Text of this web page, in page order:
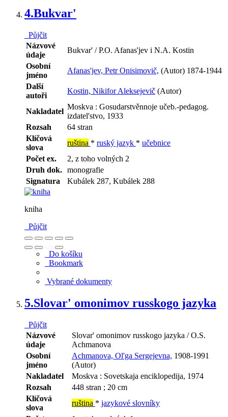
4.Bukvar'
Půjčit
Názvové
údaje
Bukvar' / P.O. Afanas'jev i N.A. Kostin
Osobní
jméno
Afanas'jev, Petr Onisimovič, (Autor) 1874-1944
Další
autoři
Kostin, Nikifor Aleksejevič (Autor)
Nakladatel
Moskva : Gosudarstvěnnoje učeb.-pedagog.
izdatel'stvo, 1933
Rozsah
64 stran
Klíčová
slova
ruština * ruský jazyk * učebnice
Počet ex.
2, z toho volných 2
Druh dok. monografie
Signatura
Kubálek 287, Kubálek 288
kniha
Půjčit
Do košíku
Bookmark
Vybrané dokumenty
5.Slovar' omonimov russkogo jazyka
Půjčit
Názvové
údaje
Slovar' omonimov russkogo jazyka / O.S.
Achmanova
Osobní
jméno
Achmanova, Ol'ga Sergejevna, 1908-1991
(Autor)
Nakladatel
Moskva : Sovetskaja enciklopedija, 1974
Rozsah
448 stran ; 20 cm
Klíčová
slova
ruština * jazykové slovníky